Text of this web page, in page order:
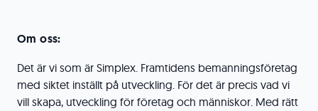
Om oss:
Det är vi som är Simplex. Framtidens bemanningsföretag
med siktet inställt på utveckling. För det är precis vad vi
vill skapa, utveckling för företag och människor. Med rätt